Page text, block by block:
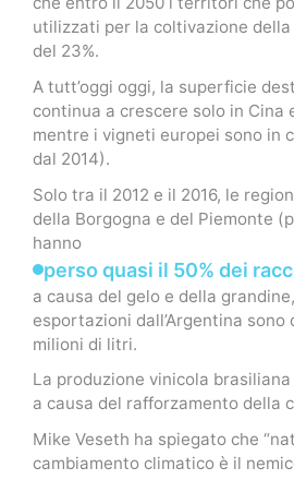
utilizzati per la coltivazione
del 23%.
A tutt’oggi oggi, la superficie
continua a crescere solo in Cina
mentre i vigneti europei sono in
dal 2014).
Solo tra il 2012 e il 2016, le
della Borgogna e del Piemonte
hanno
perso quasi il 50% dei
a causa del gelo e della
esportazioni dall’Argentina sono
milioni di litri.
La produzione vinicola
a causa del rafforzamento della
Mike Veseth ha spiegato che
cambiamento climatico è il